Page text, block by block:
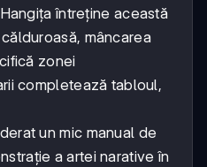
întreține această
mâncarea
zonei
completează tabloul,
un mic manual de
a artei narative în